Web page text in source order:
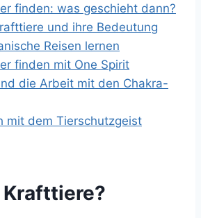
finden: was geschieht dann?
und ihre Bedeutung
Reisen lernen
finden mit One Spirit
die Arbeit mit den Chakra-
mit dem Tierschutzgeist